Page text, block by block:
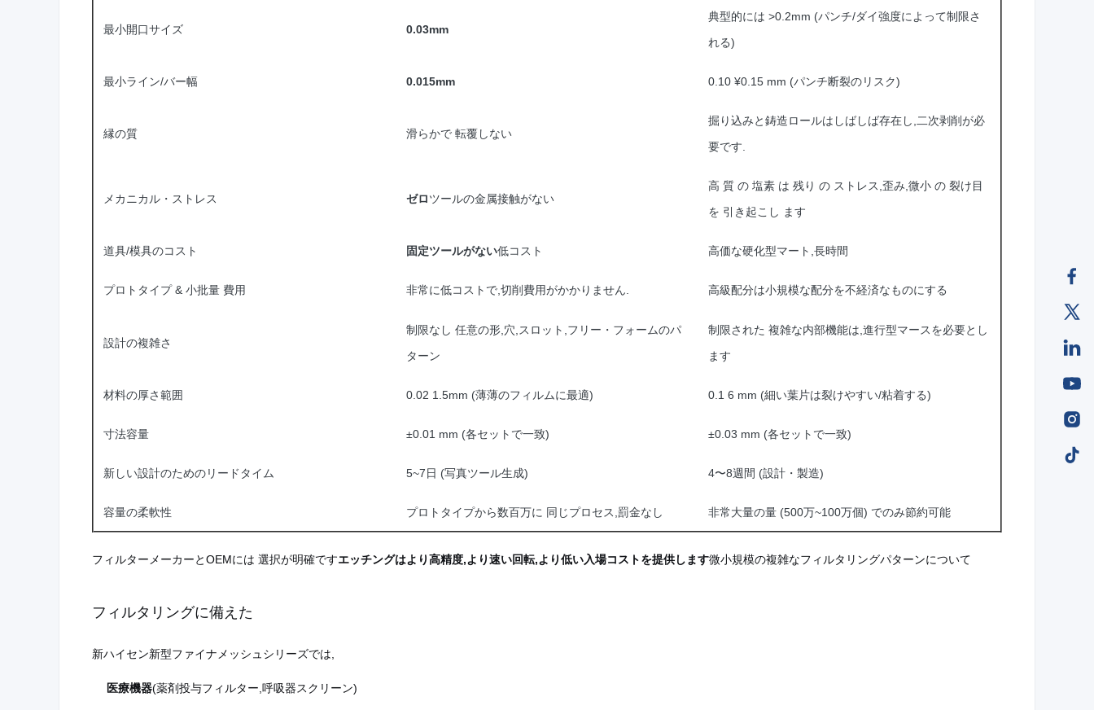
最小開口サイズ 0.03mm
典型的には >0.2mm (パンチ/ダイ強度によって制限さ
れる)
最小ライン/バー幅 0.015mm 0.10 ¥0.15 mm (パンチ断裂のリスク)
縁の質 滑らかで 転覆しない
掘り込みと鋳造ロールはしばしば存在し,二次剥削が必
要です.
メカニカル・ストレス ゼロツールの金属接触がない
高 質 の 塩素 は 残り の ストレス,歪み,微小 の 裂け目
を 引き起こし ます
道具/模具のコスト 固定ツールがない低コスト 高価な硬化型マート,長時間
プロトタイプ & 小批量 費用 非常に低コストで,切削費用がかかりません. 高級配分は小規模な配分を不経済なものにする
設計の複雑さ
制限なし 任意の形,穴,スロット,フリー・フォームのパ
ターン
制限された 複雑な内部機能は,進行型マースを必要とし
ます
材料の厚さ範囲 0.02 1.5mm (薄薄のフィルムに最適) 0.1 6 mm (細い葉片は裂けやすい/粘着する)
寸法容量 ±0.01 mm (各セットで一致) ±0.03 mm (各セットで一致)
新しい設計のためのリードタイム 5~7日 (写真ツール生成) 4〜8週間 (設計・製造)
容量の柔軟性 プロトタイプから数百万に 同じプロセス,罰金なし 非常大量の量 (500万~100万個) でのみ節約可能
フィルターメーカーとOEMには 選択が明確ですエッチングはより高精度,より速い回転,より低い入場コストを提供します微小規模の複雑なフィルタリングパターンについて
フィルタリングに備えた
新ハイセン新型ファイナメッシュシリーズでは,
医療機器(薬剤投与フィルター,呼吸器スクリーン)